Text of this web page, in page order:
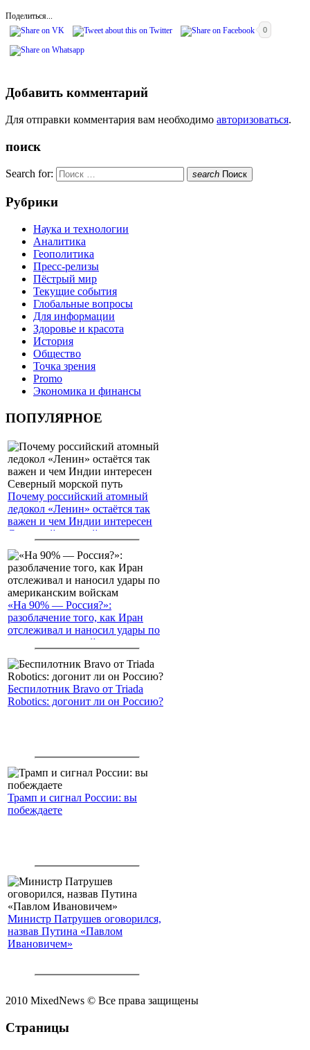
Поделиться...
0
Добавить комментарий
Для отправки комментария вам необходимо авторизоваться.
поиск
Search for: search Поиск
Рубрики
Наука и технологии
Аналитика
Геополитика
Пресс-релизы
Пёстрый мир
Текущие события
Глобальные вопросы
Для информации
Здоровье и красота
История
Общество
Точка зрения
Promo
Экономика и финансы
ПОПУЛЯРНОЕ
Почему российский атомный
ледокол «Ленин» остаётся так
важен и чем Индии интересен
Северный морской путь
«На 90% — Россия?»:
разоблачение того, как Иран
отслеживал и наносил удары по
американским войскам
Беспилотник Bravo от Triada
Robotics: догонит ли он Россию?
Трамп и сигнал России: вы
побеждаете
Министр Патрушев оговорился,
назвав Путина «Павлом
Ивановичем»
2010 MixedNews © Все права защищены
Страницы